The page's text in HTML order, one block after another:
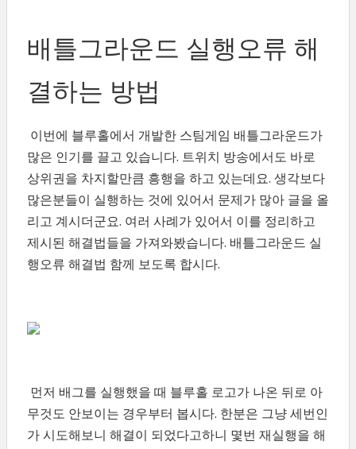
배틀그라운드 실행오류 해
결하는 방법
이번에 블루홀에서 개발한 스팀게임 배틀그라운드가
많은 인기를 끌고 있습니다. 트위치 방송에서도 바로
상위권을 차지할만큼 흥행을 하고 있는데요. 생각보다
많은분들이 실행하는 것에 있어서 문제가 많아 글을 올
리고 계시더군요. 여러 사례가 있어서 이를 정리하고
제시된 해결법들을 가져와봤습니다. 배틀그라운드 실
행오류 해결법 함께 보도록 합시다.
먼저 배그를 실행했을 때 블루홀 로고가 나온 뒤로 아
무것도 안보이는 경우부터 봅시다. 한분은 그냥 세번인
가 시도해보니 해결이 되었다고하니 몇번 재실행을 해